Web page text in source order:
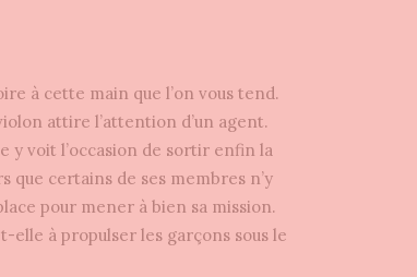
à cette main que l’on vous tend.
attire l’attention d’un agent.
y voit l’occasion de sortir enfin la
que certains de ses membres n’y
pour mener à bien sa mission.
elle à propulser les garçons sous le